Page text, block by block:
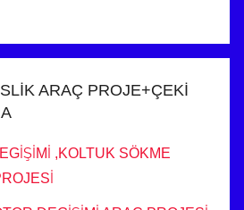
ARAÇ PROJE+ÇEKİ
,KOLTUK SÖKME